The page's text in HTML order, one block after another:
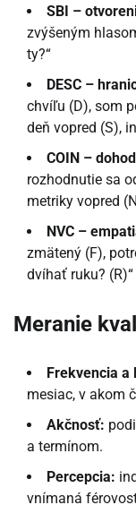
SBI –
zvýšeným
ty?“
DESC –
chvíľu (D), som
deň vopred (S),
COIN –
rozhodnutie sa
metriky vopred
NVC –
zmätený (F),
dvíhať ruku? (R)“
Meranie
Frekvencia a
mesiac, v akom
Akčnosť:
a termínom.
Percepcia:
vnímaná